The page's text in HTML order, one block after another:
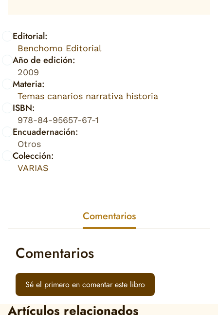
Editorial:
Benchomo Editorial
Año de edición:
2009
Materia:
Temas canarios narrativa historia
ISBN:
978-84-95657-67-1
Encuadernación:
Otros
Colección:
VARIAS
Comentarios
Comentarios
Sé el primero en comentar este libro
Artículos relacionados